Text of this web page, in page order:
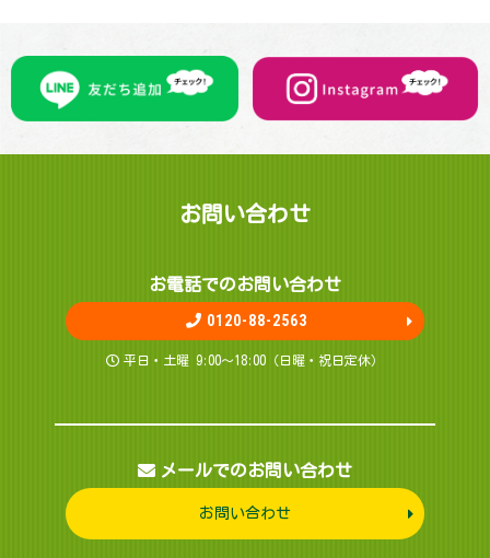
お問 い 合 わ せ
お電話でのお問 い 合 わ せ
0120-88-2563
平日・土曜 9:00～18:00（日曜・祝日定休）
メールでのお問い合わせ
お問い合わせ